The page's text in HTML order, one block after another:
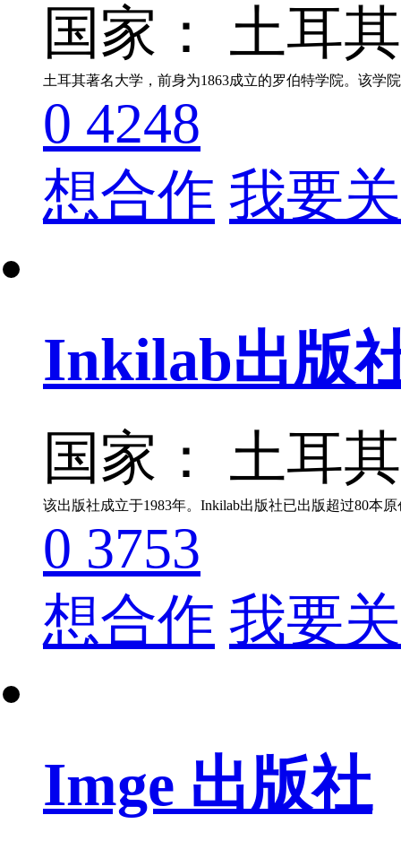
国家： 土耳
土耳其著名大学，前身为1863成立的罗伯特学院。该学
0 4248
想合作 我要
Inkilab出版
国家： 土耳
该出版社成立于1983年。Inkilab出版社已出版超过80本
0 3753
想合作 我要
Imge 出版社